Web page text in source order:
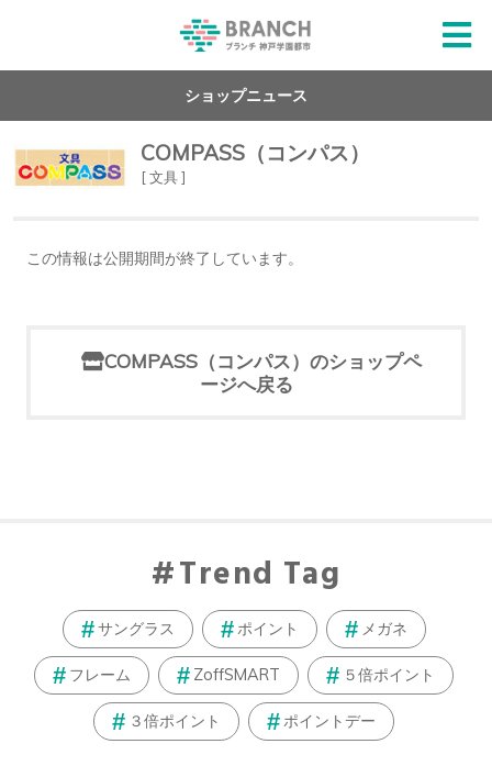
ショップニュース
COMPASS（コンパス）
[ 文具 ]
この情報は公開期間が終了しています。
COMPASS（コンパス）のショップペ
ージへ戻る
Trend Tag
サングラス ポイント メガネ
フレーム ZoffSMART ５倍ポイント
３倍ポイント ポイントデー